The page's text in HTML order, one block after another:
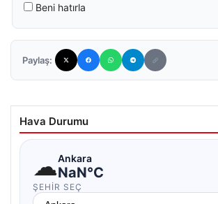
Beni hatırla
Paylaş:
Hava Durumu
☁Ankara
NaN°C
ŞEHIR SEÇ